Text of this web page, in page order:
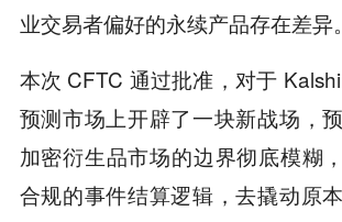
业交易者偏好的永续产品存在差异。
本次 CFTC 通过批准，对于
预测市场上开辟了一块新战场，
加密衍生品市场的边界彻底模糊
合规的事件结算逻辑，去撬动原